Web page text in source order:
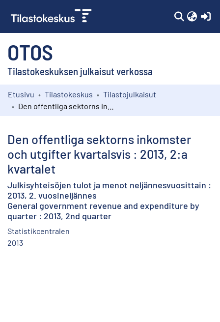
OTOS
Tilastokeskuksen julkaisut verkossa
Kokoelmat
Etusivu Tilastokeskus
Tilastojulkaisut
Den offentliga sektorns inkomster
och utgifter kvartalsvis : 2013, 2:a
kvartalet
Julkisyhteisöjen tulot ja menot neljännesvuosittain :
2013, 2. vuosineljännes
General government revenue and expenditure by
quarter : 2013, 2nd quarter
Statistikcentralen
2013